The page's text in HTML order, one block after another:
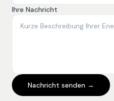
Ihre Nachricht
Nachricht senden →